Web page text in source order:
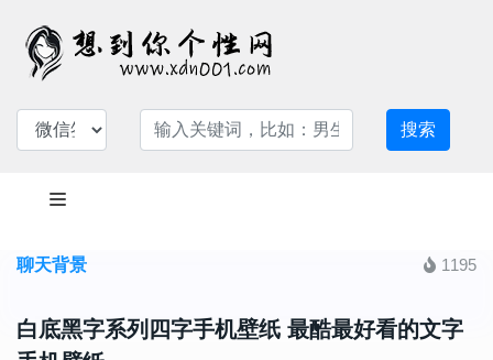
搜索
聊天背景 1195
白底黑字系列四字手机壁纸 最酷最好看的文字